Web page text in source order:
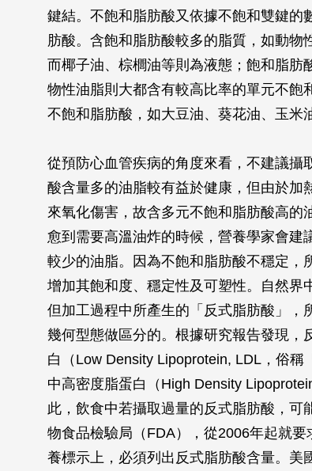
鍵結。不飽和脂肪酸又依據不飽和雙鍵的
肪酸。含飽和脂肪酸較多的脂質，如動物
而椰子油、棕櫚油等則為液態；飽和脂肪
物性油脂則大都含有較高比率的單元不飽
不飽和脂肪酸，如大豆油、葵花油、玉米
從預防心血管疾病的角度來看，不建議
酸含量多的油脂較有益於健康，但由於加
來氧化傷害，故含多元不飽和脂肪酸高
愈到需要高溫油炸的時候，營養學家會建
較少的油脂。因為不飽和脂肪酸不穩定，
增加其飽和度、穩定性及可塑性。自然界
但加工過程中所產生的「反式脂肪酸」，
幾何型態做區分的。根據研究報告發現，
白（Low Density Lipoprotein, LDL，俗
中高密度脂蛋白（High Density
此，飲食中若攝取過量的反式脂肪酸，
物食品檢驗局（FDA），從2006年起就
養標示上，必須列出反式脂肪酸含量。美